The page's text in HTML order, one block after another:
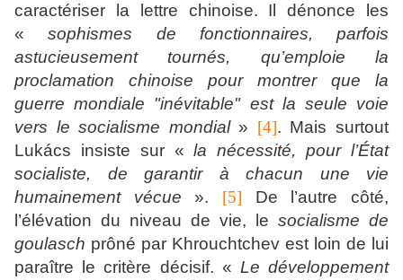
caractériser la lettre chinoise. Il dénonce les
«sophismes de fonctionnaires, parfois
astucieusement tournés, qu’emploie la
proclamation chinoise pour montrer que la
guerre mondiale "inévitable" est la seule voie
vers le socialisme mondial» [4]. Mais surtout
Lukács insiste sur «la nécessité, pour l’État
socialiste, de garantir à chacun une vie
humainement vécue ». [5] De l’autre côté,
l’élévation du niveau de vie, le socialisme de
goulasch prôné par Khrouchtchev est loin de lui
paraître le critère décisif. « Le développement